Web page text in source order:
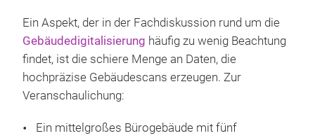
Ein Aspekt, der in der Fachdiskussion rund um die
Gebäudedigitalisierung häufig zu wenig Beachtung
findet, ist die schiere Menge an Daten, die
hochpräzise Gebäudescans erzeugen. Zur
Veranschaulichung:
Ein mittelgroßes Bürogebäude mit fünf